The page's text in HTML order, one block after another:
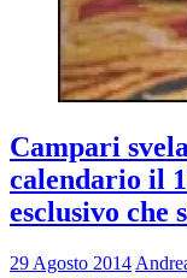
Campari
calendario il
esclusivo che
29 Agosto 2014